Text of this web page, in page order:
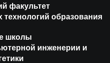
факультет
образования
школы
инженерии и